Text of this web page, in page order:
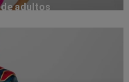
adultos